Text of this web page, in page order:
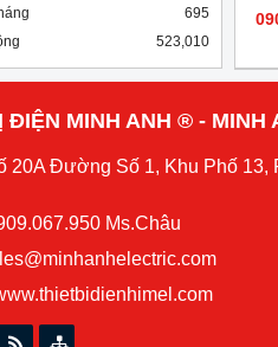
695
523,010
ĐIỆN MINH ANH ® - MINH
20A Đường Số 1, Khu Phố 13,
Ms.Châu